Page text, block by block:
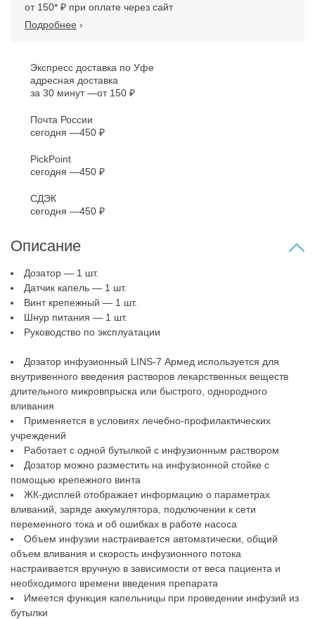
от 150* ₽ при оплате через сайт
Подробнее ›
Экспресс доставка по Уфе
адресная доставка
за 30 минут
от 150 ₽
Почта России
сегодня
450 ₽
PickPoint
сегодня
450 ₽
СДЭК
сегодня
450 ₽
Описание
Дозатор — 1 шт.
Датчик капель — 1 шт.
Винт крепежный — 1 шт.
Шнур питания — 1 шт.
Руководство по эксплуатации
Дозатор инфузионный LINS-7 Армед используется для
внутривенного введения растворов лекарственных веществ
длительного микровпрыска или быстрого, однородного
вливания
Применяется в условиях лечебно-профилактических
учреждений
Работает с одной бутылкой с инфузионным раствором
Дозатор можно разместить на инфузионной стойке с
помощью крепежного винта
ЖК-дисплей отображает информацию о параметрах
вливаний, заряде аккумулятора, подключении к сети
переменного тока и об ошибках в работе насоса
Объем инфузии настраивается автоматически, общий
объем вливания и скорость инфузионного потока
настраивается вручную в зависимости от веса пациента и
необходимого времени введения препарата
Имеется функция капельницы при проведении инфузий из
бутылки